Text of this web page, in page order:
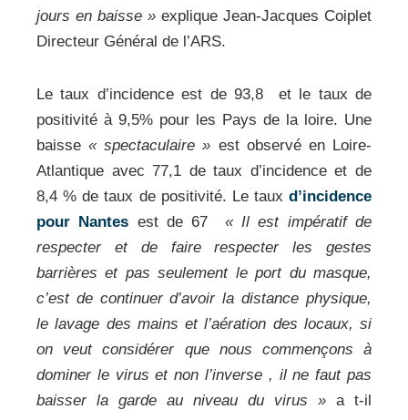
jours en baisse » explique Jean-Jacques Coiplet
Directeur Général de l’ARS.
Le taux d’incidence est de 93,8 et le taux de
positivité à 9,5% pour les Pays de la loire. Une
baisse« spectaculaire » est observé en Loire-
Atlantique avec 77,1 de taux d’incidence et de
8,4 % de taux de positivité. Le taux d’incidence
pour Nantes est de 67 « Il est impératif de
respecter et de faire respecter les gestes
barrières et pas seulement le port du masque,
c’est de continuer d’avoir la distance physique,
le lavage des mains et l’aération des locaux, si
on veut considérer que nous commençons à
dominer le virus et non l’inverse , il ne faut pas
baisser la garde au niveau du virus » a t-il